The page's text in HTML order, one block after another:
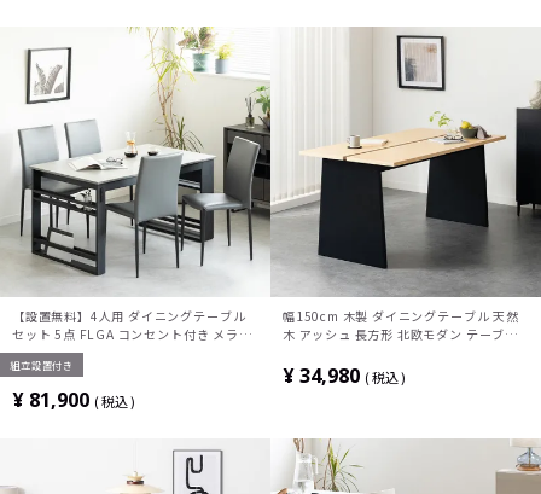
【設置無料】4人用 ダイニングテーブル
セット 5点 FLGA コンセント付き メラミ
ン 収納付き テーブル モダン スタッキン
グ ダイニングチェア おしゃれ (幅140cm
組立設置付き
¥ 81,900 税込
幅150cm 木製 ダイニングテーブル 天然
木 アッシュ 長方形 北欧モダン テーブル
線スリット付き シンプル ナチュラル ブラ
ウン
¥34,980 税込